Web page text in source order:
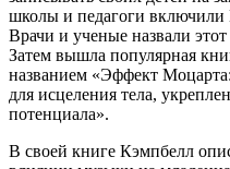
школы и педагоги включили
Врачи и ученые назвали
Затем вышла популярная
названием «Эффект
для исцеления тела,
потенциала».
В своей книге Кэмпбелл